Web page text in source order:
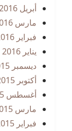
أبريل 2016
مارس 2016
فبراير 2016
يناير 2016
ديسمبر 2015
أكتوبر 2015
أغسطس 2015
مارس 2015
فبراير 2015